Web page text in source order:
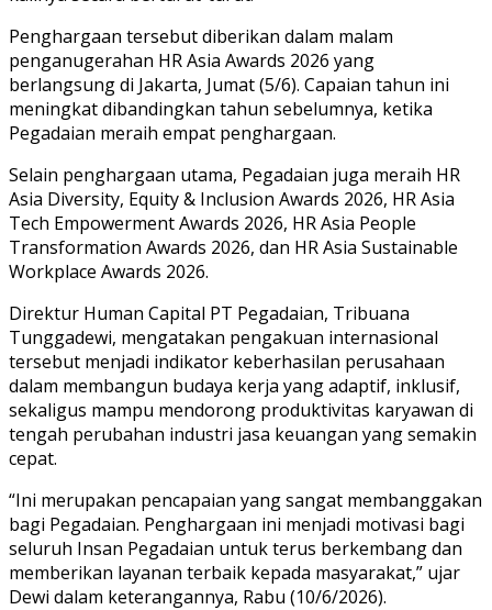
Penghargaan tersebut diberikan dalam malam
penganugerahan HR Asia Awards 2026 yang
berlangsung di Jakarta, Jumat (5/6). Capaian tahun ini
meningkat dibandingkan tahun sebelumnya, ketika
Pegadaian meraih empat penghargaan.
Selain penghargaan utama, Pegadaian juga meraih HR
Asia Diversity, Equity & Inclusion Awards 2026, HR Asia
Tech Empowerment Awards 2026, HR Asia People
Transformation Awards 2026, dan HR Asia Sustainable
Workplace Awards 2026.
Direktur Human Capital PT Pegadaian, Tribuana
Tunggadewi, mengatakan pengakuan internasional
tersebut menjadi indikator keberhasilan perusahaan
dalam membangun budaya kerja yang adaptif, inklusif,
sekaligus mampu mendorong produktivitas karyawan di
tengah perubahan industri jasa keuangan yang semakin
cepat.
“Ini merupakan pencapaian yang sangat membanggakan
bagi Pegadaian. Penghargaan ini menjadi motivasi bagi
seluruh Insan Pegadaian untuk terus berkembang dan
memberikan layanan terbaik kepada masyarakat,” ujar
Dewi dalam keterangannya, Rabu (10/6/2026).